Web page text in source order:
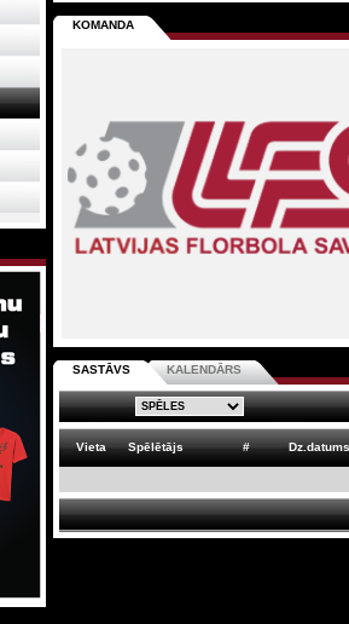
KOMANDA
SASTĀVS KALENDĀRS
Vieta Spēlētājs # Dz.datums